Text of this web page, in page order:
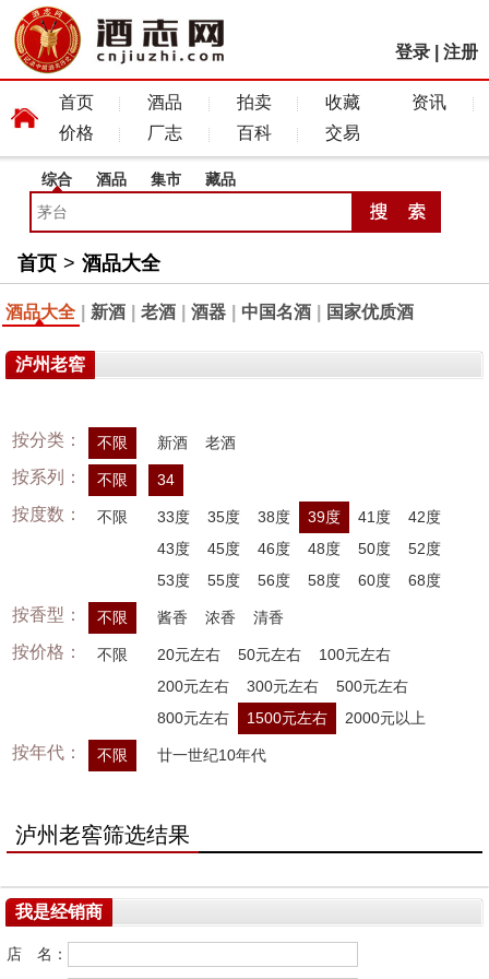
登录 注册
首页 酒品 拍卖 收藏
资讯
价格
厂志 百科 交易
综合 酒品 集市 藏品
首页 > 酒品大全
酒品大全 新酒 老酒 酒器 中国名酒 国家优质酒
泸州老窖
按分类： 不限 新酒 老酒
按系列： 不限 34
按度数： 不限 33度 35度 38度 39度 41度
42度
43度
45度 46度 48度 50度
52度
53度
55度 56度 58度 60度 68度
按香型： 不限 酱香 浓香 清香
按价格： 不限 20元左右 50元左右
100元左右
200元左右
300元左右
500元左右
800元左右
1500元左右 2000元以上
按年代： 不限 廿一世纪10年代
泸州老窖筛选结果
我是经销商
店 名：